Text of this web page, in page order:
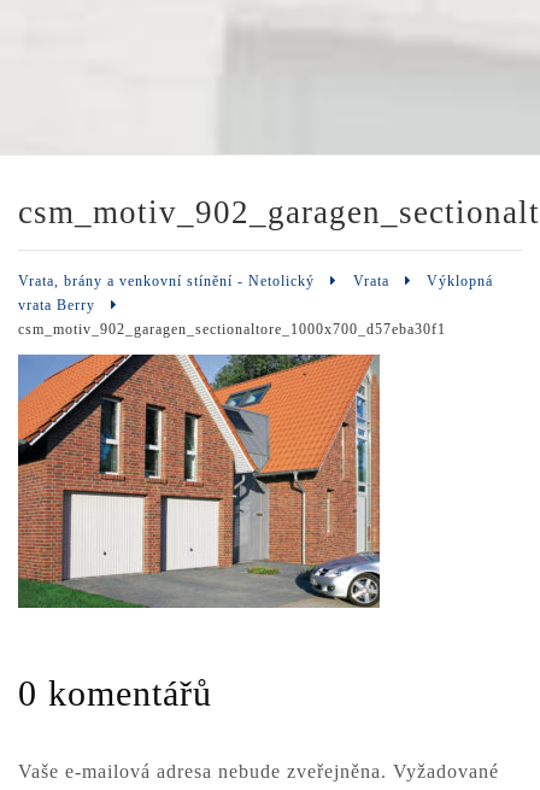
Vrata, brány a venkovní stínění - Netolický Vrata
Výklopná
vrata Berry
csm_motiv_902_garagen_sectionaltore_1000x700_d57eba30f1
0 komentářů
Vaše e-mailová adresa nebude zveřejněna. Vyžadované